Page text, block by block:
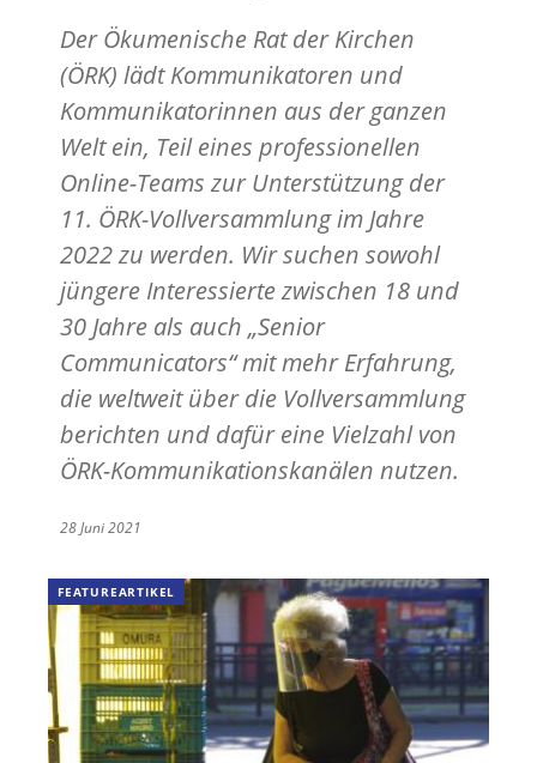
Der Ökumenische Rat der Kirchen
(ÖRK) lädt Kommunikatoren und
Kommunikatorinnen aus der ganzen
Welt ein, Teil eines professionellen
Online-Teams zur Unterstützung der
11. ÖRK-Vollversammlung im Jahre
2022 zu werden. Wir suchen sowohl
jüngere Interessierte zwischen 18 und
30 Jahre als auch „Senior
Communicators“ mit mehr Erfahrung,
die weltweit über die Vollversammlung
berichten und dafür eine Vielzahl von
ÖRK-Kommunikationskanälen nutzen.
28 Juni 2021
FEATUREARTIKEL